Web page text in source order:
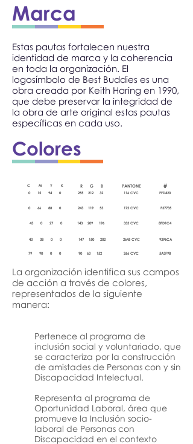
Marca
Estas pautas fortalecen nuestra
identidad de marca y la coherencia
en toda la organización. El
logosímbolo de Best Buddies es una
obra creada por Keith Haring en 1990,
que debe preservar la integridad de
la obra de arte original estas pautas
específicas en cada uso.
Colores
0 15 94 0 255 212 32 116 CVC FFD420
C M Y K R G B PANTONE #
0 66 88 0 243 119 53 172 CVC F37735
43 0 27 0 143 209 196 333 CVC 8FD1C4
43 38 0 0 147 150 202 2645 CVC 9396CA
79 90 0 0 90 63 152 266 CVC 5A3F98
La organización identifica sus campos
de acción a través de colores,
representados de la siguiente
manera:
Pertenece al programa de
inclusión social y voluntariado, que
se caracteriza por la construcción
de amistades de Personas con y sin
Discapacidad Intelectual.
Representa al programa de
Oportunidad Laboral, área que
promueve la Inclusión socio-
laboral de Personas con
Discapacidad en el contexto